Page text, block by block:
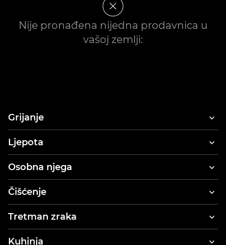
Nije pronađena nijedna prodavnica u
vašoj zemlji:
Grijanje
Ljepota
Aparat za stiliziranje i sušenje kose
Osobna njega
Oralni tuševi
Tjelesne vage
Čišćenje
Parni čistači
Tretman zraka
Kuhinja